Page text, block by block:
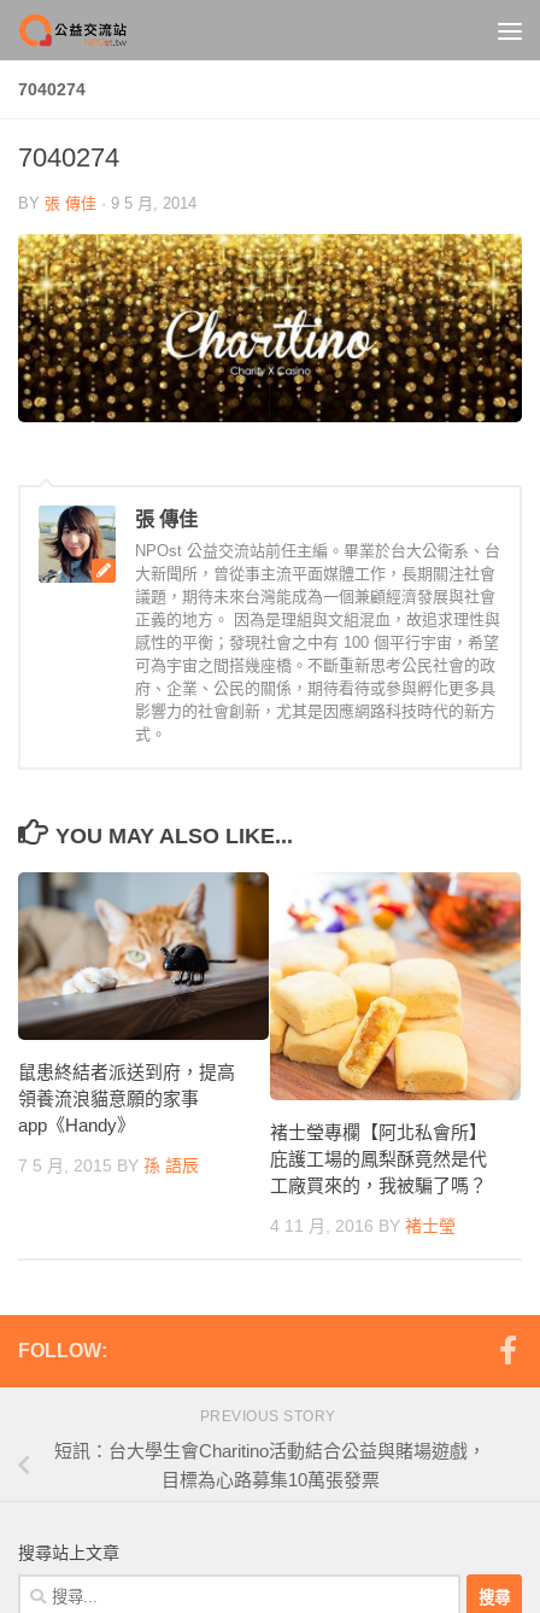
Skip to content
7040274
7040274
BY 張 傳佳 · 9 5 月, 2014
張 傳佳
NPOst 公益交流站前任主編。畢業於台大公衛系、台
大新聞所，曾從事主流平面媒體工作，長期關注社會
議題，期待未來台灣能成為一個兼顧經濟發展與社會
正義的地方。 因為是理組與文組混血，故追求理性與
感性的平衡；發現社會之中有 100 個平行宇宙，希望
可為宇宙之間搭幾座橋。不斷重新思考公民社會的政
府、企業、公民的關係，期待看待或參與孵化更多具
影響力的社會創新，尤其是因應網路科技時代的新方
式。
YOU MAY ALSO LIKE...
鼠患終結者派送到府，提高
領養流浪貓意願的家事
app《Handy》
7 5 月, 2015 BY 孫 語辰
褚士瑩專欄【阿北私會所】
庇護工場的鳳梨酥竟然是代
工廠買來的，我被騙了嗎？
4 11 月, 2016 BY 褚士瑩
FOLLOW:
PREVIOUS STORY
短訊：台大學生會Charitino活動結合公益與賭場遊戲，
目標為心路募集10萬張發票
搜尋站上文章
搜